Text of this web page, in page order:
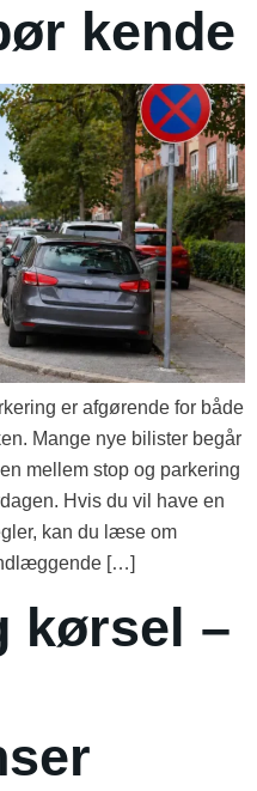
kende
er afgørende for både
Mange nye bilister begår
mellem stop og parkering
Hvis du vil have en
kan du læse om
[…]
kørsel –